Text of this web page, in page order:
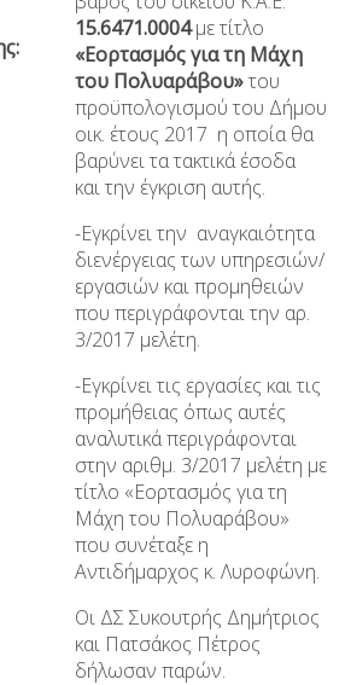
15.6471.0004 με τίτλο
«Εορτασμός για τη Μάχη
του Πολυαράβου»του
προϋπολογισμού του Δήμου
οικ. έτους 2017 η οποία θα
βαρύνει τα τακτικά έσοδα
και την έγκριση αυτής.
-Εγκρίνει την αναγκαιότητα
διενέργειας των υπηρεσιών/
εργασιών και προμηθειών
που περιγράφονται την αρ.
3/2017 μελέτη.
-Εγκρίνει τις εργασίες και τις
προμήθειας όπως αυτές
αναλυτικά περιγράφονται
στην αριθμ. 3/2017 μελέτη με
τίτλο «Εορτασμός για τη
Μάχη του Πολυαράβου»
που συνέταξε η
Αντιδήμαρχος κ. Λυροφώνη.
Οι ΔΣ Συκουτρής Δημήτριος
και Πατσάκος Πέτρος
δήλωσαν παρών.